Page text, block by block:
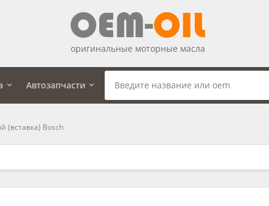
оригинальные моторные масла
Автозапчасти
(вставка) Bosch